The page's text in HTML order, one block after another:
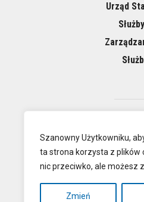
Szanowny Użytkowniku,
ta strona korzysta z plików
nic przeciwko, ale możesz
Zmień
Urząd